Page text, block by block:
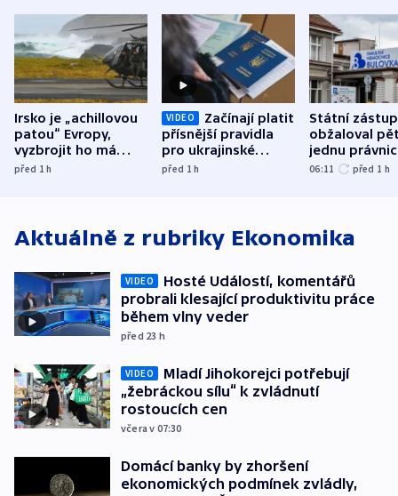
Irsko je „achillovou
patou“ Evropy,
vyzbrojit ho má
Francie
před 1h
VIDEO
Začínají platit
přísnější pravidla
pro ukrajinské
uprchlíky
před 1h
Státní
obžaloval
jednu
osobu v
06:11 před 1 h
Aktuálně z rubriky Ekonomika
VIDEO
Hosté Událostí, komentářů
probrali klesající produktivitu práce
během vlny veder
před 23 h
VIDEO
Mladí Jihokorejci potřebují
„žebráckou sílu“ k zvládnutí
rostoucích cen
včera v 07:30
Domácí banky by zhoršení
ekonomických podmínek zvládly,